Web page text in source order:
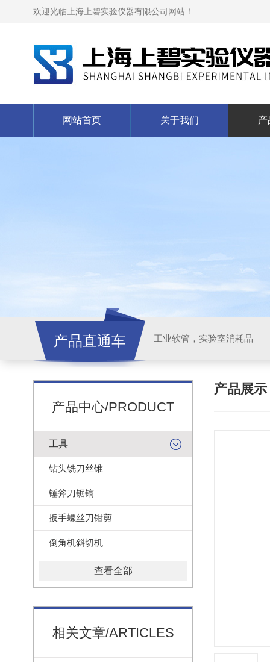
欢迎光临上海上碧实验仪器有限公司网站！
网站首页 关于我们 产
产品直通车 工业软管，实验室消耗品
产品中心/PRODUCT
工具
钻头铣刀丝锥
锤斧刀锯镐
扳手螺丝刀钳剪
倒角机斜切机
查看全部
相关文章/ARTICLES
产品展示